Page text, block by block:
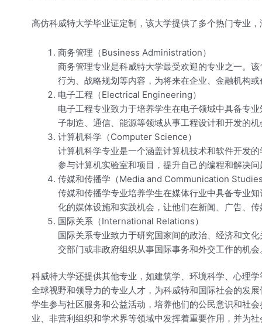
高仿科威特大学毕业证定制，该大学提供了多个热门专业
商务管理（Business Administration）
商务管理专业是科威特大学最受欢迎的专业之一。
行为、战略规划等内容，为将来在企业、金融机构
电子工程（Electrical Engineering）
电子工程专业致力于培养学生在电子领域中具备专
子制造、通信、能源等领域从事工程设计和开发的机
计算机科学（Computer Science）
计算机科学专业是一个涵盖计算机技术和软件开发
参与计算机实验室和项目，提升自己的编程和解决
传媒和传播学（Media and Communication
传媒和传播学专业培养学生在媒体行业中具备专业
化的媒体设施和实践机会，让他们在新闻、广告、
国际关系（International Relations）
国际关系专业致力于研究国家间的政治、经济和文
交部门或非政府组织从事国际事务和外交工作的机会
科威特大学还提供其他专业，如建筑学、环境科学、心理
全球视野和领导力的专业人才，为科威特和国际社会的发
学生参与社区服务和公益活动，培养他们的公民意识和社
业、非营利组织和学术界等领域中发挥着重要作用，并为